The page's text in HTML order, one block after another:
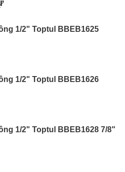
1/2" Toptul BBEB1625
1/2" Toptul BBEB1626
1/2" Toptul BBEB1628 7/8"